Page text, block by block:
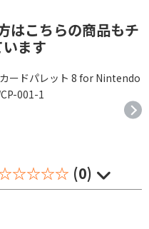
はこちらの商品もチ
ます
ードパレット 8 for Nintendo
001-1
(0)